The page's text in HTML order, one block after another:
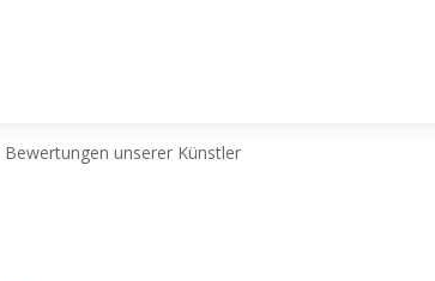
Bewertungen unserer Künstler